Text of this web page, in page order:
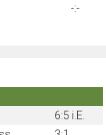
-:-
6:5 i.E.